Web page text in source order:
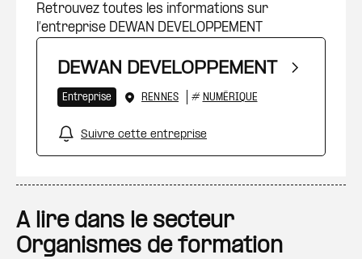
Retrouvez toutes les informations sur
l’entreprise DEWAN DEVELOPPEMENT
DEWAN DEVELOPPEMENT
Entreprise RENNES # NUMÉRIQUE
Suivre cette entreprise
A lire dans le secteur
Organismes de formation